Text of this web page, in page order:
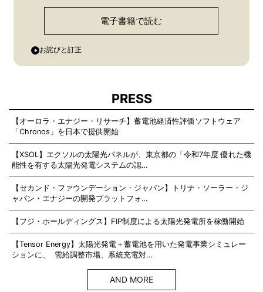
電子書籍で読む
お詫びと訂正
PRESS
【オーロラ・エナジー・リサーチ】蓄電池経済性評価ソフトウェア
「Chronos」を日本で提供開始
【XSOL】エクソルの太陽光パネルが、東京都の「令和7年度 優れた機
能性を有する太陽光発電システムの認…
【セカンド・ファウンデーション・ジャパン】トリナ・ソーラー・ジ
ャパン・エナジーの開発プラットフォ…
【フジ・ホールディングス】FIP制度による太陽光発電所を稼働開始
【Tensor Energy】太陽光発電＋蓄電池を用いた発電事業シミュレー
ションに、 需給調整市場、系統充電対…
AND MORE